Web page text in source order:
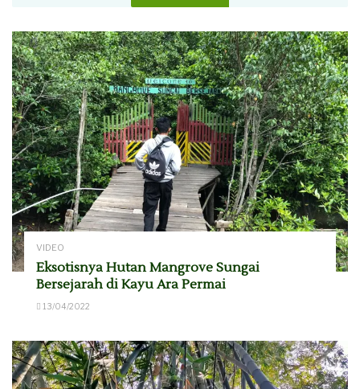
VIDEO
Eksotisnya Hutan Mangrove Sungai
Bersejarah di Kayu Ara Permai
13/04/2022